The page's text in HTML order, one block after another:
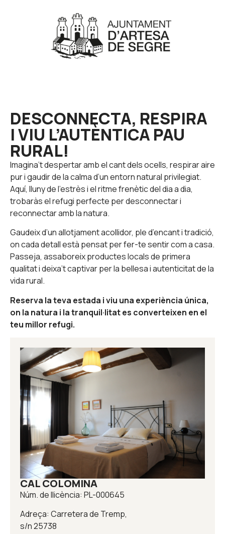
DESCONNECTA, RESPIRA
I VIU L’AUTÈNTICA PAU
RURAL!
Imagina’t despertar amb el cant dels ocells, respirar aire
pur i gaudir de la calma d’un entorn natural privilegiat.
Aquí, lluny de l’estrès i el ritme frenètic del dia a dia,
trobaràs el refugi perfecte per desconnectar i
reconnectar amb la natura.
Gaudeix d’un allotjament acollidor, ple d’encant i tradició,
on cada detall està pensat per fer-te sentir com a casa.
Passeja, assaboreix productes locals de primera
qualitat i deixa’t captivar per la bellesa i autenticitat de la
vida rural.
Reserva la teva estada i viu una experiència única,
on la natura i la tranquil·litat es converteixen en el
teu millor refugi.
CAL COLOMINA
Núm. de llicència: PL-000645
Adreça: Carretera de Tremp,
s/n 25738